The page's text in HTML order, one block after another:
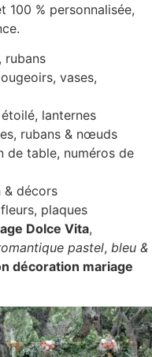
100 % personnalisée,
rubans
vases,
lanternes
rubans & nœuds
de table, numéros de
& décors
plaques
Dolce Vita,
pastel, bleu &
décoration mariage